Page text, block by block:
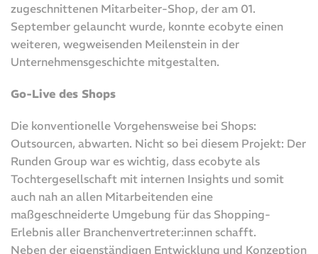
zugeschnittenen Mitarbeiter-Shop, der am 01.
September gelauncht wurde, konnte ecobyte einen
weiteren, wegweisenden Meilenstein in der
Unternehmensgeschichte mitgestalten.
Go-Live des Shops
Die konventionelle Vorgehensweise bei Shops:
Outsourcen, abwarten. Nicht so bei diesem Projekt: Der
Runden Group war es wichtig, dass ecobyte als
Tochtergesellschaft mit internen Insights und somit
auch nah an allen Mitarbeitenden eine
maßgeschneiderte Umgebung für das Shopping-
Erlebnis aller Branchenvertreter:innen schafft.
Neben der eigenständigen Entwicklung und Konzeption